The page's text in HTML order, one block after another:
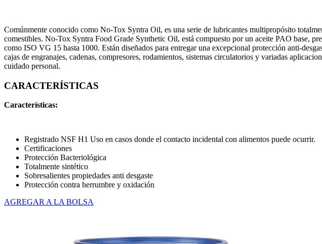
Comúnmente conocido como No-Tox Syntra Oil, es una serie de lubricantes multipropósito
comestibles. No-Tox Syntra Food Grade Synthetic Oil, está compuesto por un aceite PAO base,
como ISO VG 15 hasta 1000. Están diseñados para entregar una excepcional protección anti-
cajas de engranajes, cadenas, compresores, rodamientos, sistemas circulatorios y variadas
cuidado personal.
CARACTERÍSTICAS
Características:
Registrado NSF H1 Uso en casos donde el contacto incidental con alimentos puede ocurrir.
Certificaciones
Protección Bacteriológica
Totalmente sintético
Sobresalientes propiedades anti desgaste
Protección contra herrumbre y oxidación
AGREGAR A LA BOLSA